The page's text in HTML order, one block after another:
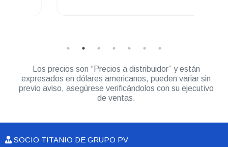
Los precios son “Precios a distribuidor” y están
expresados en dólares americanos, pueden variar sin
previo aviso, asegúrese verificándolos con su ejecutivo
de ventas.
SOCIO TITANIO DE GRUPO PV